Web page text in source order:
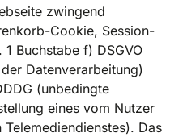
zwingend
Cookie, Session-
Buchstabe f) DSGVO
Datenverarbeitung)
(unbedingte
eines vom Nutzer
Das